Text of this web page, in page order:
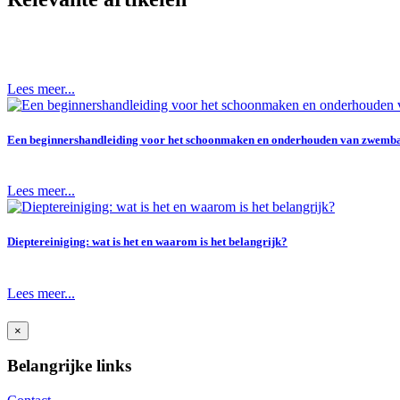
Lees meer...
Een beginnershandleiding voor het schoonmaken en onderhouden van
Lees meer...
Dieptereiniging: wat is het en waarom is het belangrijk?
Lees meer...
×
Belangrijke links